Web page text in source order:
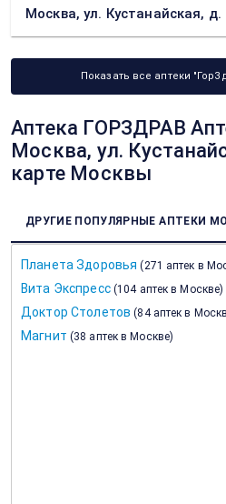
Москва, ул. Кустанайская, д.
Показать все аптеки
Аптека ГОРЗДРАВ
Москва, ул.
карте Москвы
ДРУГИЕ ПОПУЛЯРНЫЕ АПТЕКИ
Планета Здоровья (271 аптек в
Вита Экспресс (104 аптек в Москве)
Доктор Столетов (84 аптек в
Магнит (38 аптек в Москве)